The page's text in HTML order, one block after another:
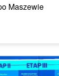
Maszewie